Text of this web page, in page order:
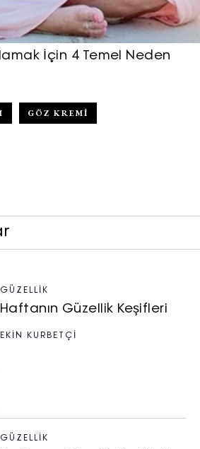
İçin 4 Temel Neden
GÖZ KREMI
GÜZELLIK
Haftanın Güzellik Keşifleri
EKİN KURBETÇİ
GÜZELLIK